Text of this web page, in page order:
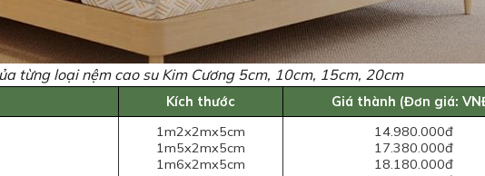
từng loại nệm cao su Kim Cương 5cm, 10cm, 15cm, 20cm
Kích thước
Giá thành (Đơn giá:
1m2x2mx5cm
1m5x2mx5cm
1m6x2mx5cm
14.980.000đ
17.380.000đ
18.180.000đ